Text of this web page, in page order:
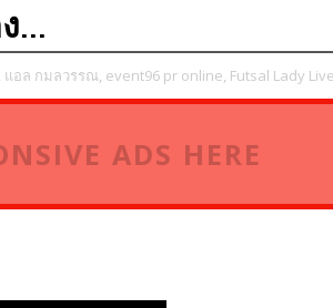
...
แอล กมลวรรณ, event96 pr online, Futsal Lady
ADS HERE